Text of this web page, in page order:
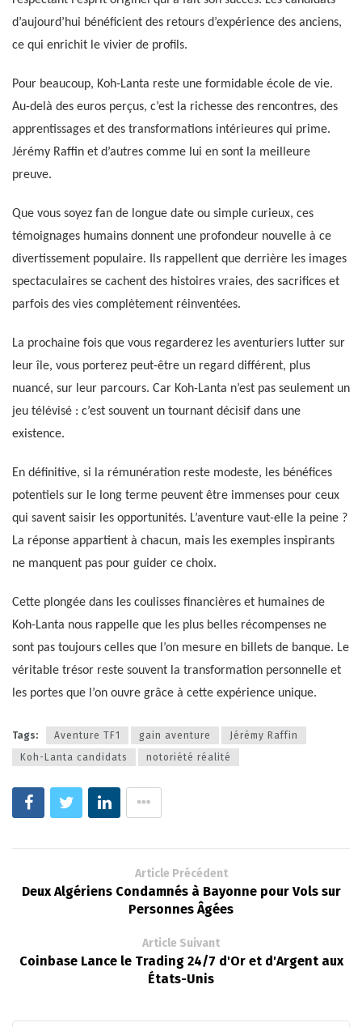
d’aujourd’hui bénéficient des retours d’expérience des anciens,
ce qui enrichit le vivier de profils.
Pour beaucoup, Koh-Lanta reste une formidable école de vie.
Au-delà des euros perçus, c’est la richesse des rencontres, des
apprentissages et des transformations intérieures qui prime.
Jérémy Raffin et d’autres comme lui en sont la meilleure
preuve.
Que vous soyez fan de longue date ou simple curieux, ces
témoignages humains donnent une profondeur nouvelle à ce
divertissement populaire. Ils rappellent que derrière les images
spectaculaires se cachent des histoires vraies, des sacrifices et
parfois des vies complètement réinventées.
La prochaine fois que vous regarderez les aventuriers lutter sur
leur île, vous porterez peut-être un regard différent, plus
nuancé, sur leur parcours. Car Koh-Lanta n’est pas seulement un
jeu télévisé : c’est souvent un tournant décisif dans une
existence.
En définitive, si la rémunération reste modeste, les bénéfices
potentiels sur le long terme peuvent être immenses pour ceux
qui savent saisir les opportunités. L’aventure vaut-elle la peine ?
La réponse appartient à chacun, mais les exemples inspirants
ne manquent pas pour guider ce choix.
Cette plongée dans les coulisses financières et humaines de
Koh-Lanta nous rappelle que les plus belles récompenses ne
sont pas toujours celles que l’on mesure en billets de banque. Le
véritable trésor reste souvent la transformation personnelle et
les portes que l’on ouvre grâce à cette expérience unique.
Tags: Aventure TF1 gain aventure
Jérémy Raffin
Koh-Lanta candidats
notoriété réalité
Article Précédent
Deux Algériens Condamnés à Bayonne pour Vols sur
Personnes Âgées
Article Suivant
Coinbase Lance le Trading 24/7 d'Or et d'Argent aux
États-Unis